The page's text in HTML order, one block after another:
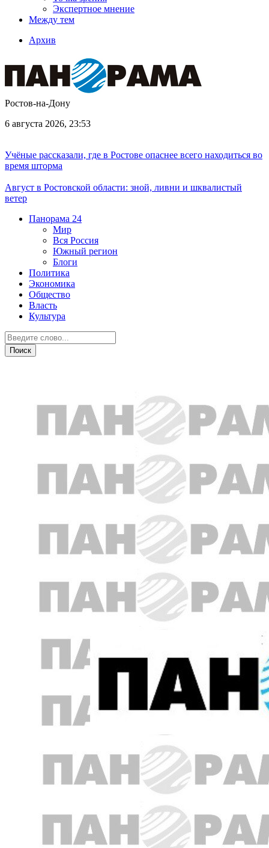
Экспертное мнение
Между тем
Архив
Ростов-на-Дону
6 августа 2026, 23:53
Учёные рассказали, где в Ростове опаснее всего находиться во
время шторма
Август в Ростовской области: зной, ливни и шквалистый
ветер
Панорама 24
Мир
Вся Россия
Южный регион
Блоги
Политика
Экономика
Общество
Власть
Культура